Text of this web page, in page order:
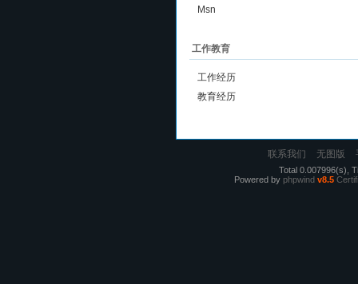
Msn
工作教育
工作经历
教育经历
联系我们 无图版
Total 0.007996(s),
Powered by phpwind v8.5